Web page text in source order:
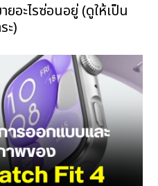
อะไรซ่อนอยู่ (ดูให้เป็น
ะ)